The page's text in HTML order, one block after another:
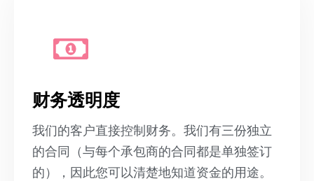
财务透明度
我们的客户直接控制财务。我们有三份独立
的合同（与每个承包商的合同都是单独签订
的），因此您可以清楚地知道资金的用途。